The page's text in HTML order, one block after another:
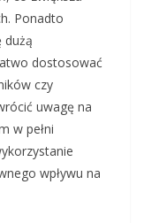
Ponadto
dużą
dostosować
czy
uwagę na
w pełni
wpływu na